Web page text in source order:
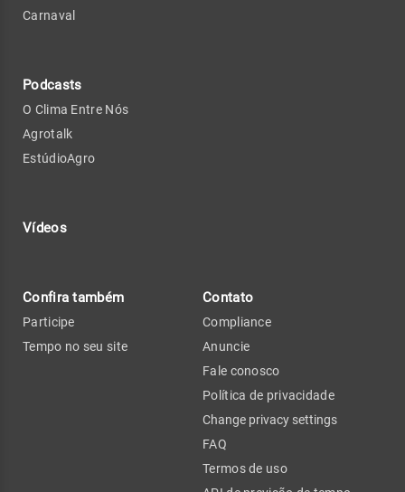
Carnaval
Podcasts
O Clima Entre Nós
Agrotalk
EstúdioAgro
Vídeos
Confira também
Participe
Tempo no seu site
Contato
Compliance
Anuncie
Fale conosco
Política de privacidade
Change privacy settings
FAQ
Termos de uso